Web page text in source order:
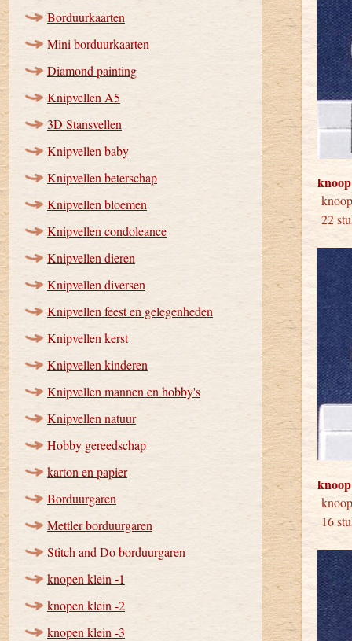
Borduurkaarten
Mini borduurkaarten
Diamond painting
Knipvellen A5
3D Stansvellen
Knipvellen baby
Knipvellen beterschap
Knipvellen bloemen
Knipvellen condoleance
Knipvellen dieren
Knipvellen diversen
Knipvellen feest en gelegenheden
Knipvellen kerst
Knipvellen kinderen
Knipvellen mannen en hobby's
Knipvellen natuur
Hobby gereedschap
karton en papier
Borduurgaren
Mettler borduurgaren
Stitch and Do borduurgaren
knopen klein -1
knopen klein -2
knopen klein -3
22
16